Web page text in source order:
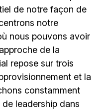
de notre façon de
notre
nous pouvons avoir
de la
repose sur trois
et la
constamment
leadership dans